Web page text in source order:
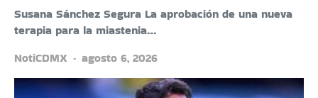
Susana Sánchez Segura La aprobación de una nueva
terapia para la miastenia…
NotiCDMX
agosto 6, 2026